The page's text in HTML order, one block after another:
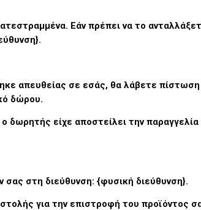
Εάν πρέπει να το
απευθείας σε εσάς, θα λάβετε
δώρου.
δωρητής είχε αποστείλει την
σας στη διεύθυνση: {φυσική διεύθυνση}.
για την επιστροφή του προϊόντος